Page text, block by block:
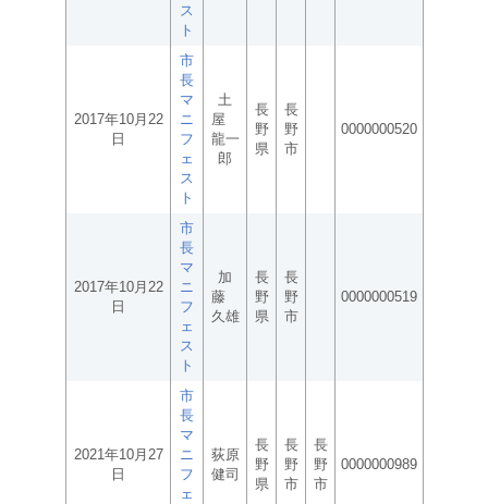
ス
ト
2017年10月22
日
市
長
マ
ニ
フ
ェ
ス
ト
土
屋
龍一
郎
長
野
県
長
野
市
0000000520
2017年10月22
日
市
長
マ
ニ
フ
ェ
ス
ト
加
藤
久雄
長
野
県
長
野
市
0000000519
2021年10月27
日
市
長
マ
ニ
フ
ェ
荻原
健司
長
野
県
長
野
市
長
野
市
0000000989